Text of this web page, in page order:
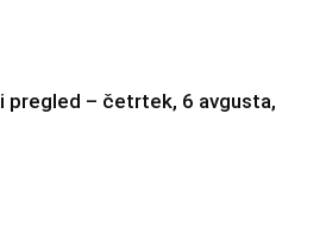
pregled – četrtek, 6 avgusta,